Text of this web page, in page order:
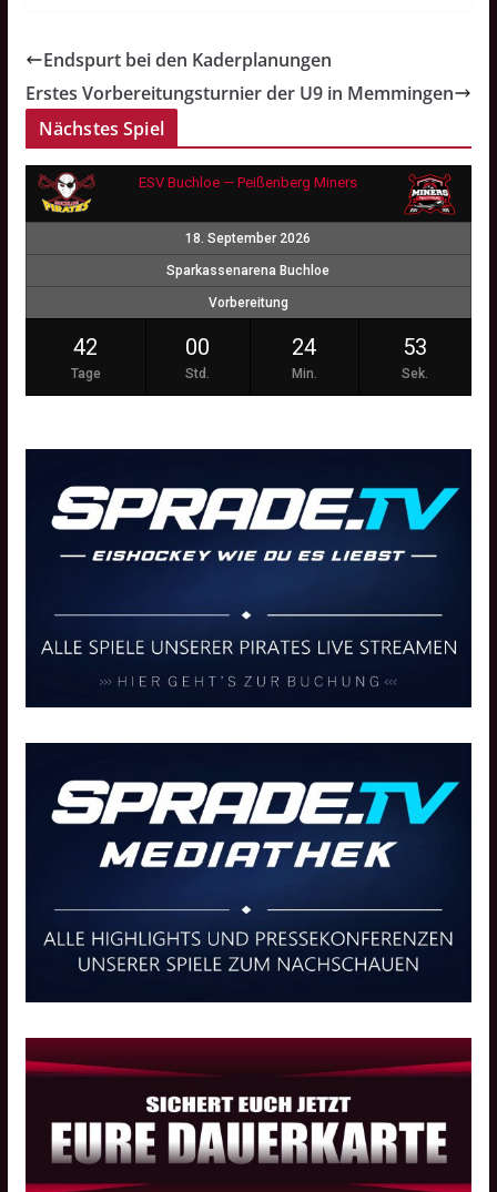
Endspurt bei den Kaderplanungen
Erstes Vorbereitungsturnier der U9 in Memmingen
Nächstes Spiel
ESV Buchloe — Peißenberg Miners
18. September 2026
Sparkassenarena Buchloe
Vorbereitung
42
Tage
00
Std.
24
Min.
52
Sek.